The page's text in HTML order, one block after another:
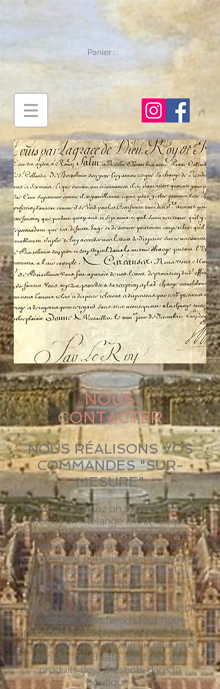
Panier :
NOUS
CONTACTER
NOUS RÉALISONS VOS
COMMANDES "SUR-
MESURE"
Si vous souhaitez un sel aromatique
spécial, un mélange d'aromatiques
ou une infusion aromatique en vrac,
qui ne serait pas référencé et
comprenant plusieurs de nos plantes
aromatiques, il suffit de nous le
demander via le formulaire de
contact.
Dans la limite de nos stocks et selon
la saison, nous ferons tout notre
possible pour répondre à vos envies.
Le prix sera alors étudié au plus juste
dans la fourchette des tarifs des
produits déjà présents dans la
boutique.